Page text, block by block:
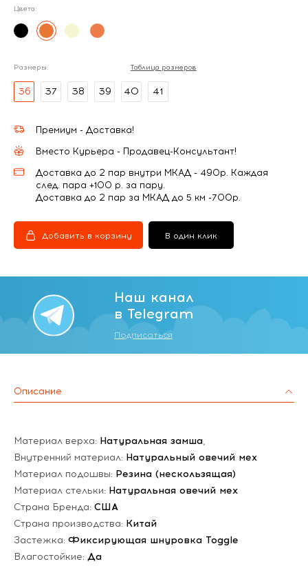
Цвета:
Размеры: Таблица размеров
36 37 38 39 40 41
Премиум - Доставка!
Вместо Курьера - Продавец-Консультант!
Доставка до 2 пар внутри МКАД - 490р. Каждая
след. пара +100 р. за пару.
Доставка до 2 пар за МКАД до 5 км -700р.
Добавить в корзину В один клик
Наш канал
в Telegram
Подписаться
Описание
Материал верха: Натуральная замша,
Внутренний материал: Натуральный овечий мех
Материал подошвы: Резина (нескользящая)
Материал стельки: Натуральная овечий мех
Страна Бренда: США
Страна производства: Китай
Застежка: Фиксирующая шнуровка Toggle
Влагостойкие: Да